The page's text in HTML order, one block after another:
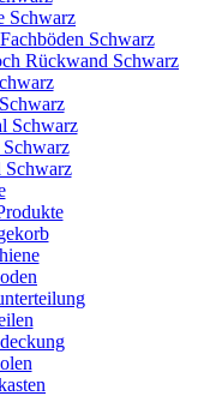
Schwarz
Schwarz
Rückwand Schwarz
Schwarz
Schwarz